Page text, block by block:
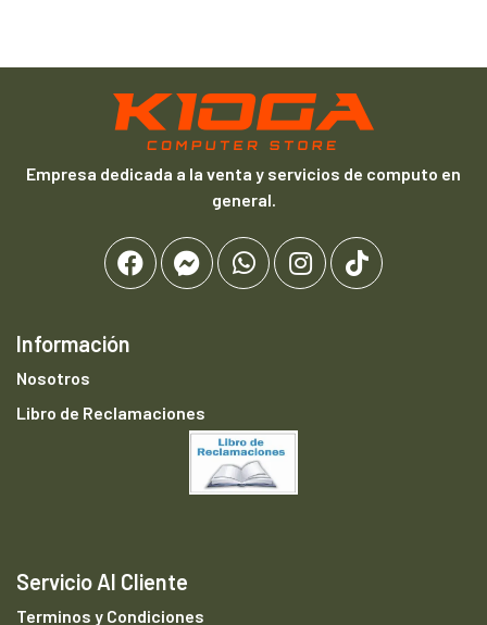
Empresa dedicada a la venta y servicios de computo en
general.
Información
Nosotros
Libro de Reclamaciones
Servicio Al Cliente
Terminos y Condiciones